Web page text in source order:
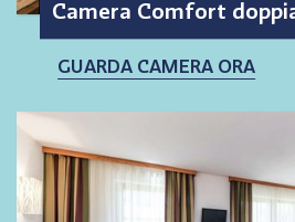
Camera Comfort
GUARDA CAMERA ORA